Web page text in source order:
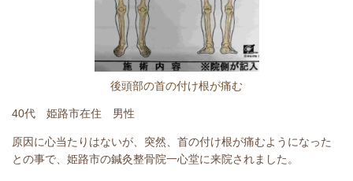
後頭部の首の付け根が痛む
40代 姫路市在住 男性
原因に心当たりはないが、突然、首の付け根が痛むようになった
との事で、姫路市の鍼灸整骨院一心堂に来院されました。